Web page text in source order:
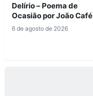
Delírio – Poema de
Ocasião por João Café
6 de agosto de 2026